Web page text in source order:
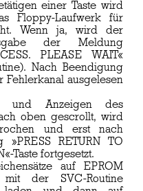
einer Taste wird
Floppy-Laufwerk für
Wenn ja, wird der
der Meldung
PLEASE WAIT«
Nach Beendigung
ausgelesen
und Anzeigen des
oben gescrollt, wird
und erst nach
RETURN TO
Taste fortgesetzt.
auf EPROM
der SVC-Routine